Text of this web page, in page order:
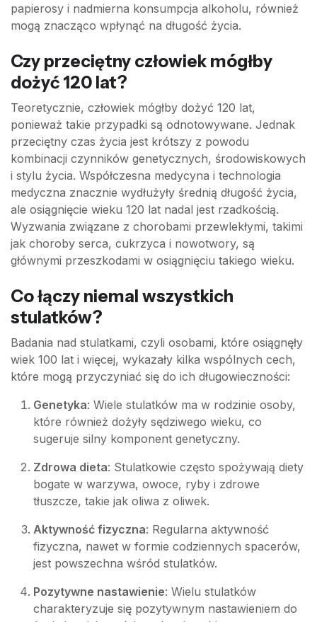
papierosy i nadmierna konsumpcja alkoholu, również
mogą znacząco wpłynąć na długość życia.
Czy przeciętny człowiek mógłby
dożyć 120 lat?
Teoretycznie, człowiek mógłby dożyć 120 lat,
ponieważ takie przypadki są odnotowywane. Jednak
przeciętny czas życia jest krótszy z powodu
kombinacji czynników genetycznych, środowiskowych
i stylu życia. Współczesna medycyna i technologia
medyczna znacznie wydłużyły średnią długość życia,
ale osiągnięcie wieku 120 lat nadal jest rzadkością.
Wyzwania związane z chorobami przewlekłymi, takimi
jak choroby serca, cukrzyca i nowotwory, są
głównymi przeszkodami w osiągnięciu takiego wieku.
Co łączy niemal wszystkich
stulatków?
Badania nad stulatkami, czyli osobami, które osiągnęły
wiek 100 lat i więcej, wykazały kilka wspólnych cech,
które mogą przyczyniać się do ich długowieczności:
Genetyka: Wiele stulatków ma w rodzinie osoby,
które również dożyły sędziwego wieku, co
sugeruje silny komponent genetyczny.
Zdrowa dieta: Stulatkowie często spożywają diety
bogate w warzywa, owoce, ryby i zdrowe
tłuszcze, takie jak oliwa z oliwek.
Aktywność fizyczna: Regularna aktywność
fizyczna, nawet w formie codziennych spacerów,
jest powszechna wśród stulatków.
Pozytywne nastawienie: Wielu stulatków
charakteryzuje się pozytywnym nastawieniem do